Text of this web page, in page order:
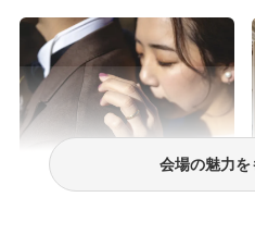
会場の魅力を